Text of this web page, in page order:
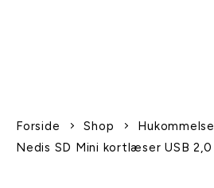
Forside Shop Hukommelse
Nedis SD Mini kortlæser USB 2,0